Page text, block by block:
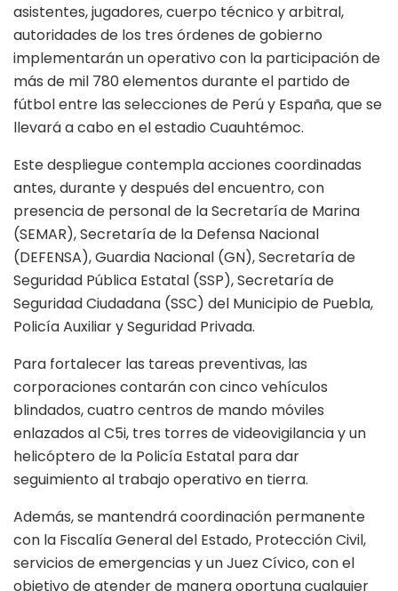
asistentes, jugadores, cuerpo técnico y arbitral,
autoridades de los tres órdenes de gobierno
implementarán un operativo con la participación de
más de mil 780 elementos durante el partido de
fútbol entre las selecciones de Perú y España, que se
llevará a cabo en el estadio Cuauhtémoc.
Este despliegue contempla acciones coordinadas
antes, durante y después del encuentro, con
presencia de personal de la Secretaría de Marina
(SEMAR), Secretaría de la Defensa Nacional
(DEFENSA), Guardia Nacional (GN), Secretaría de
Seguridad Pública Estatal (SSP), Secretaría de
Seguridad Ciudadana (SSC) del Municipio de Puebla,
Policía Auxiliar y Seguridad Privada.
Para fortalecer las tareas preventivas, las
corporaciones contarán con cinco vehículos
blindados, cuatro centros de mando móviles
enlazados al C5i, tres torres de videovigilancia y un
helicóptero de la Policía Estatal para dar
seguimiento al trabajo operativo en tierra.
Además, se mantendrá coordinación permanente
con la Fiscalía General del Estado, Protección Civil,
servicios de emergencias y un Juez Cívico, con el
objetivo de atender de manera oportuna cualquier